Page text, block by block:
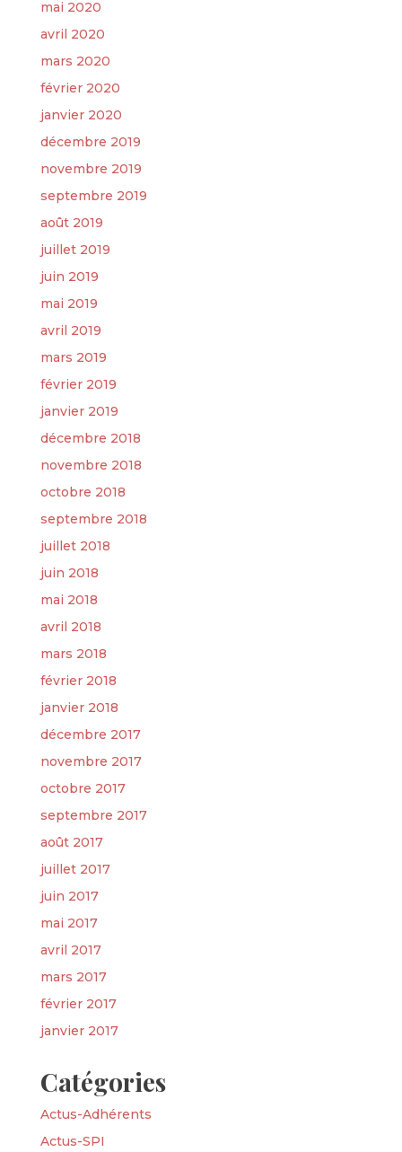
mai 2020
avril 2020
mars 2020
février 2020
janvier 2020
décembre 2019
novembre 2019
septembre 2019
août 2019
juillet 2019
juin 2019
mai 2019
avril 2019
mars 2019
février 2019
janvier 2019
décembre 2018
novembre 2018
octobre 2018
septembre 2018
juillet 2018
juin 2018
mai 2018
avril 2018
mars 2018
février 2018
janvier 2018
décembre 2017
novembre 2017
octobre 2017
septembre 2017
août 2017
juillet 2017
juin 2017
mai 2017
avril 2017
mars 2017
février 2017
janvier 2017
Catégories
Actus-Adhérents
Actus-SPI